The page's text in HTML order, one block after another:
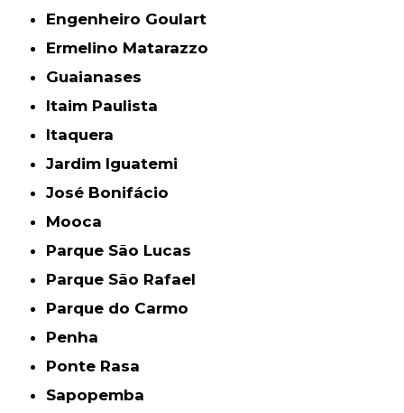
Engenheiro Goulart
Ermelino Matarazzo
Guaianases
Itaim Paulista
Itaquera
Jardim Iguatemi
José Bonifácio
Mooca
Parque São Lucas
Parque São Rafael
Parque do Carmo
Penha
Ponte Rasa
Sapopemba